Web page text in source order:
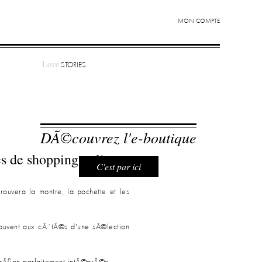
MON COMPTE
Love STORIES
DÃ©couvrez l'e-boutique
C'est par ici
de shopping online.
la montre, la pochette et les
aux cÃ´tÃ©s d'une sÃ©lection